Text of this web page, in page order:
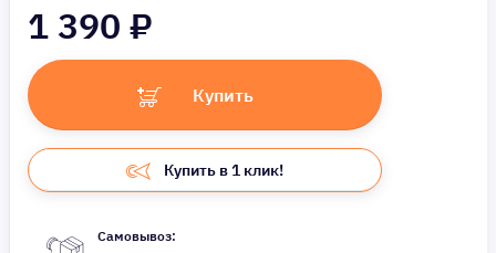
1 390 ₽
Купить
Купить в 1 клик!
Самовывоз: